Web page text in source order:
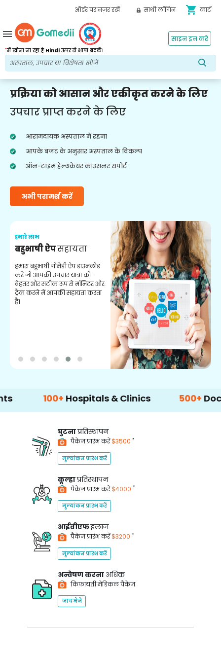
ऑर्डर पर नज़र रखें साथी लॉगिन shopping_cart कार्ट
*में खोजा जा रहा है Hindiऊपर से भाषा बदलें।
साइन इन करें
menu
प्रक्रिया को आसान और एकीकृत करने के लिए
उपचार प्राप्त करने के लिए
आरामदायक अस्पताल में रहना
आपके बजट के अनुसार अस्पताल के विकल्प
ऑल-टाइम हेल्थकेयर काउंसलर सपोर्ट
अभी परामर्श करें
हमारे लाभ
बहुभाषी ऐपसहायता
हमारा बहुभाषी गोमेडी ऐप डाउनलोड
करें जो आपकी उपचार यात्रा को
बेहतर और सटीक रूप से मॉनिटर और
ट्रैक करने में आपकी सहायता करता
है।
100+ Hospitals & Clinics 500+ Doctors &
घुटनाप्रतिस्थापन
पैकेज प्रारंभ करें$3500 *
मूल्यांकन प्रारंभ करें
कूल्हाप्रतिस्थापन
पैकेज प्रारंभ करें$4000 *
मूल्यांकन प्रारंभ करें
आईवीएफइलाज
पैकेज प्रारंभ करें$3200 *
मूल्यांकन प्रारंभ करें
अन्वेषण करना अधिक
किफायती मेडिकल पैकेज
जांच भेजें